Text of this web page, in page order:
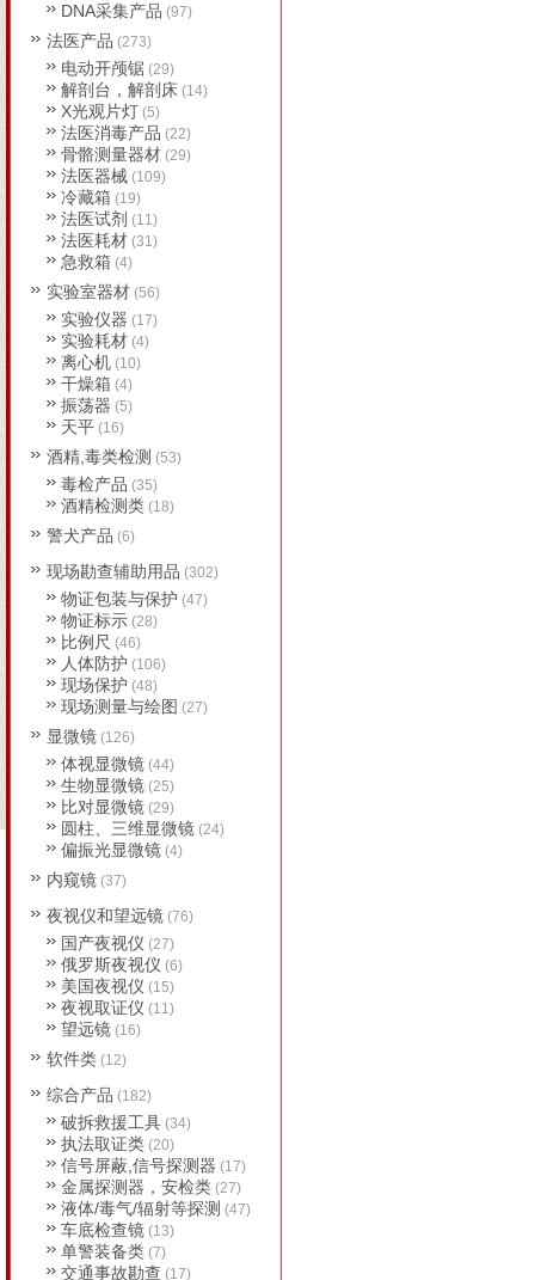
DNA采集产品 (97)
法医产品 (273)
电动开颅锯 (29)
解剖台，解剖床 (14)
X光观片灯 (5)
法医消毒产品 (22)
骨骼测量器材 (29)
法医器械 (109)
冷藏箱 (19)
法医试剂 (11)
法医耗材 (31)
急救箱 (4)
实验室器材 (56)
实验仪器 (17)
实验耗材 (4)
离心机 (10)
干燥箱 (4)
振荡器 (5)
天平 (16)
酒精,毒类检测 (53)
毒检产品 (35)
酒精检测类 (18)
警犬产品 (6)
现场勘查辅助用品 (302)
物证包装与保护 (47)
物证标示 (28)
比例尺 (46)
人体防护 (106)
现场保护 (48)
现场测量与绘图 (27)
显微镜 (126)
体视显微镜 (44)
生物显微镜 (25)
比对显微镜 (29)
圆柱、三维显微镜 (24)
偏振光显微镜 (4)
内窥镜 (37)
夜视仪和望远镜 (76)
国产夜视仪 (27)
俄罗斯夜视仪 (6)
美国夜视仪 (15)
夜视取证仪 (11)
望远镜 (16)
软件类 (12)
综合产品 (182)
破拆救援工具 (34)
执法取证类 (20)
信号屏蔽,信号探测器 (17)
金属探测器，安检类 (27)
液体/毒气/辐射等探测 (47)
车底检查镜 (13)
单警装备类 (7)
交通事故勘查 (17)